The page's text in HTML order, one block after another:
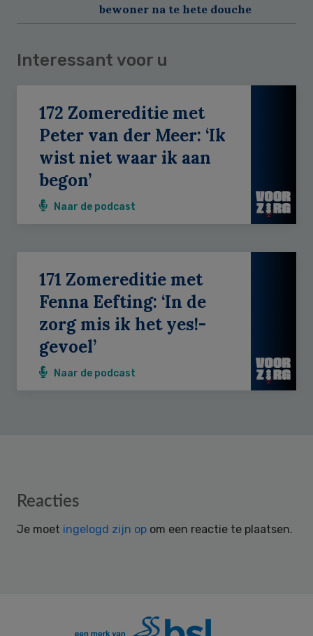
bewoner na te hete douche
Interessant voor u
172 Zomereditie met
Peter van der Meer: ‘Ik
wist niet waar ik aan
begon’
Naar de podcast
171 Zomereditie met
Fenna Eefting: ‘In de
zorg mis ik het yes!-
gevoel’
Naar de podcast
Reader
Reacties
Je moet ingelogd zijn op om een reactie te plaatsen.